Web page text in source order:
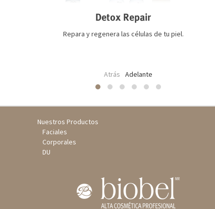
Detox Repair
Repara y regenera las células de tu piel.
Atrás Adelante
Nuestros Productos
Faciales
Corporales
DU